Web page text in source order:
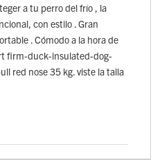
a tu perro del frío , la
con estilo . Gran
. Cómodo a la hora de
firm-duck-insulated-dog-
red nose 35 kg. viste la talla